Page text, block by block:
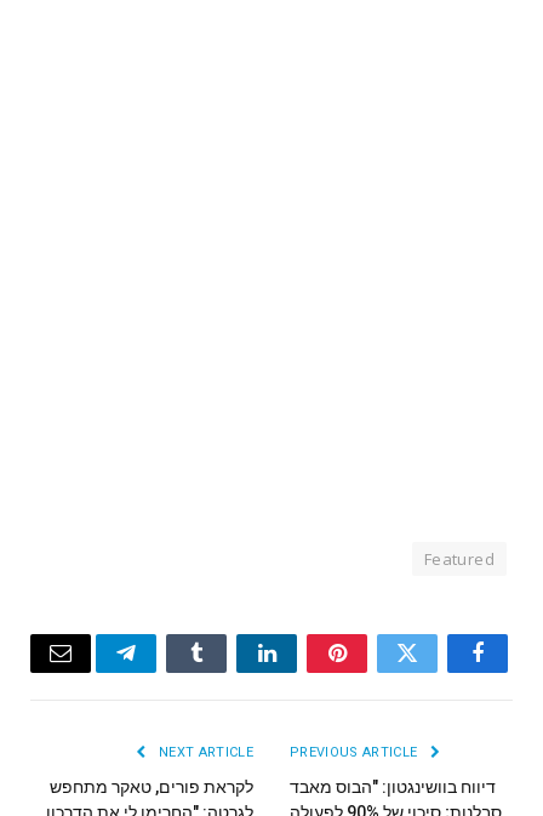
Featured
Facebook
Twitter
Pinterest
LinkedIn
Tumblr
Telegram
Email
דיווח בוושינגטון: "הבוס מאבד
NEXT ARTICLE
לקראת פורים, טאקר מתחפש